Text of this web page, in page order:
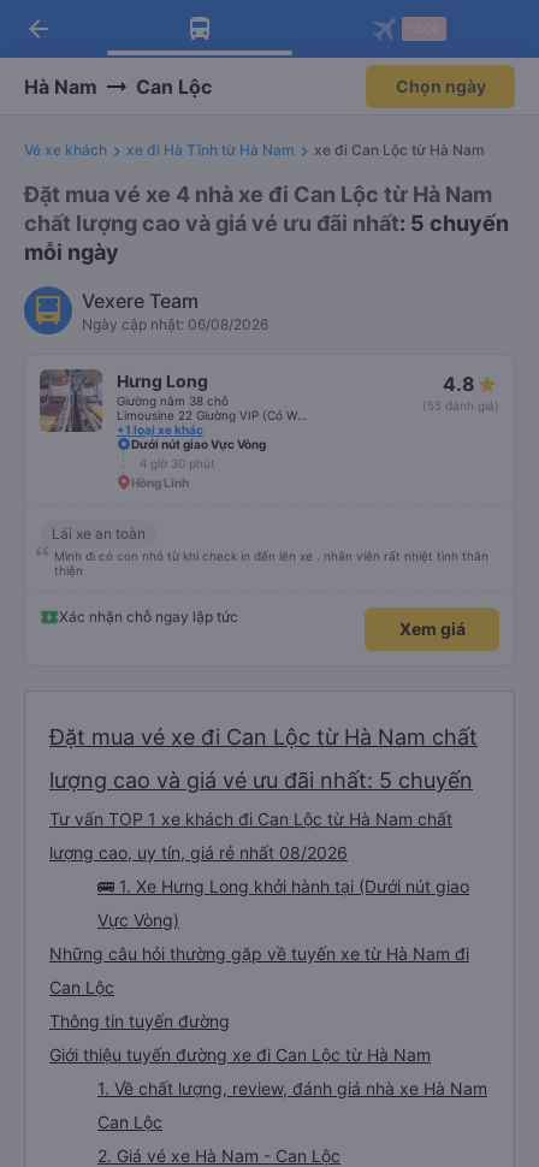
Tải app Vexere ngay!
Nhận ưu đãi thành viên độc
Mở app
Tải app Vexere
-30k/ghế khi đặt vé máy bay qua
Mở app
arrow_back
Hà Nam Can Lộc Chọn ngày
Vé xe khách xe đi Hà Tĩnh từ Hà Nam xe đi Can Lộc từ Hà Nam
Đặt mua vé xe 4 nhà xe đi Can Lộc từ Hà Nam
chất lượng cao và giá vé ưu đãi nhất: 5 chuyến
mỗi ngày
Vexere Team
Ngày cập nhật: 06/08/2026
Hưng Long
Giường nằm 38 chỗ
+1 loại xe khác
4.8
(55 đánh giá)
Dưới nút giao Vực Vòng
4 giờ 30 phút
Hồng Lĩnh
Lái xe an toàn
Mình đi có con nhỏ từ khi check in đến lên xe . nhân viên rất nhiệt tình thân
thiện
Xác nhận chỗ ngay lập tức
Xem giá
Đặt mua vé xe đi Can Lộc từ Hà Nam chất
lượng cao và giá vé ưu đãi nhất: 5 chuyến
Tư vấn TOP 1 xe khách đi Can Lộc từ Hà Nam chất
lượng cao, uy tín, giá rẻ nhất 08/2026
🚌 1. Xe Hưng Long khởi hành tại (Dưới nút giao
Vực Vòng)
Những câu hỏi thường gặp về tuyến xe từ Hà Nam đi
Can Lộc
Thông tin tuyến đường
Giới thiệu tuyến đường xe đi Can Lộc từ Hà Nam
1. Về chất lượng, review, đánh giá nhà xe Hà Nam
Can Lộc
2. Giá vé xe Hà Nam - Can Lộc